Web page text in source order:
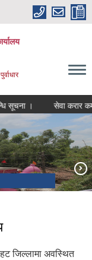
। सेवा करार
जिल्लामा अवस्थित